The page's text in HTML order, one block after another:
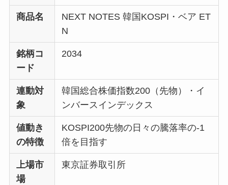
商品名
NEXT NOTES 韓国KOSPI・ベア ET
N
銘柄コ
ード
2034
連動対
象
韓国総合株価指数200（先物）・イ
ンバースインデックス
値動き
の特徴
KOSPI200先物の日々の騰落率の-1
倍を目指す
上場市
場
東京証券取引所